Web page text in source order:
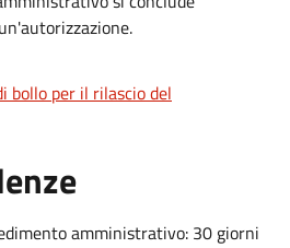
bollo per il rilascio del
amministrativo: 30 giorni